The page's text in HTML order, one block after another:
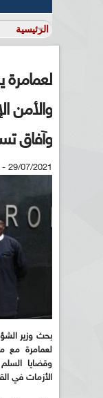
والأمن
وآفاق
29/07/2021 - 11:49
بحث وزير
لعمامرة مع
وقضايا
الأزمات في